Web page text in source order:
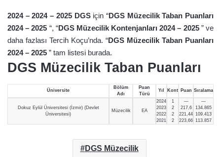
2024 – 2024 – 2025DGSiçin “DGS Müzecilik Taban Puanları
2024 – 2025 “, “DGS Müzecilik Kontenjanları 2024 – 2025 ” ve
daha fazlası Tercih Koçu’nda. “DGS Müzecilik Taban Puanları
2024 – 2025 ” tam listesi burada.
DGS Müzecilik Taban Puanları
Üniversite
Bölüm
Adı
Puan
Türü
Yıl Kont Puan Sıralama
Dokuz Eylül Üniversitesi (İzmir) (Devlet
Üniversitesi)
Müzecilik EA
2024
2023
2022
2021
1
2
2
2
—
217,6
221,44
223,66
—
134.865
109.413
113.857
DGS Müzecilik